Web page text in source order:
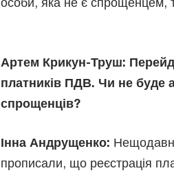
Артем Крикун-Труш:
платників ПДВ. Чи не буде
спрощенців?
Інна Андрущенко:
прописали, що реєстрація